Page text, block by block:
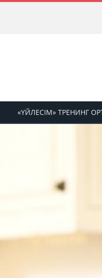
«ҮЙЛЕСІМ» ТРЕНИНГ